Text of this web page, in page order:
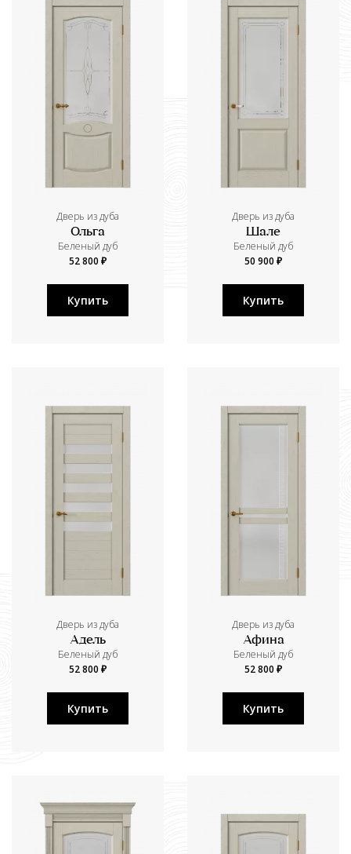
Дверь из дуба
Ольга
Беленый дуб
52 800 ₽
Купить
Дверь из дуба
Шале
Беленый дуб
50 900 ₽
Купить
Дверь из дуба
Адель
Беленый дуб
52 800 ₽
Купить
Дверь из дуба
Афина
Беленый дуб
52 800 ₽
Купить